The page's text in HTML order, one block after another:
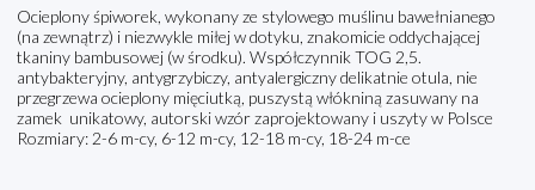
Ocieplony śpiworek, wykonany ze stylowego muślinu bawełnianego
(na zewnątrz) i niezwykle miłej w dotyku, znakomicie oddychającej
tkaniny bambusowej (w środku). Współczynnik TOG 2,5.
antybakteryjny, antygrzybiczy, antyalergiczny delikatnie otula, nie
przegrzewa ocieplony mięciutką, puszystą włókniną zasuwany na
zamek unikatowy, autorski wzór zaprojektowany i uszyty w Polsce
Rozmiary: 2-6 m-cy, 6-12 m-cy, 12-18 m-cy, 18-24 m-ce